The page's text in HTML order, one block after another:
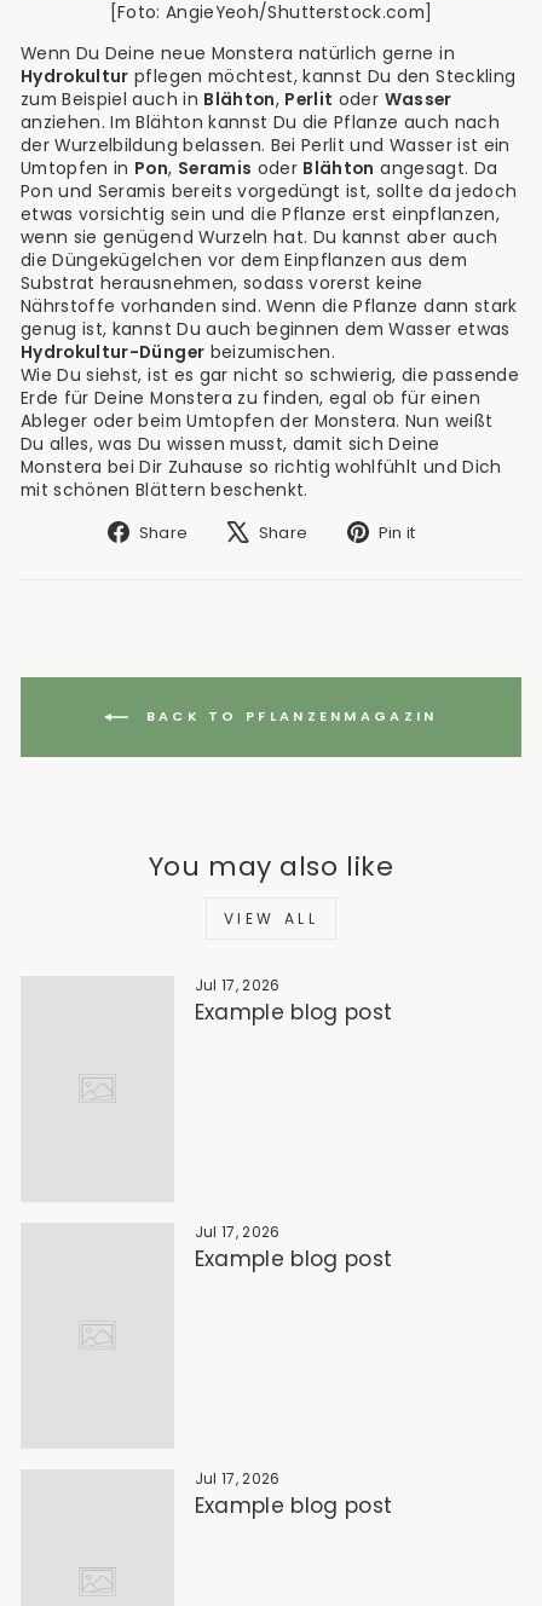
[Foto: AngieYeoh/Shutterstock.com]
Wenn Du Deine neue Monstera natürlich gerne in
Hydrokultur pflegen möchtest, kannst Du den Steckling
zum Beispiel auch in Blähton, Perlit oder Wasser
anziehen. Im Blähton kannst Du die Pflanze auch nach
der Wurzelbildung belassen. Bei Perlit und Wasser ist ein
Umtopfen in Pon, Seramis oder Blähton angesagt. Da
Pon und Seramis bereits vorgedüngt ist, sollte da jedoch
etwas vorsichtig sein und die Pflanze erst einpflanzen,
wenn sie genügend Wurzeln hat. Du kannst aber auch
die Düngekügelchen vor dem Einpflanzen aus dem
Substrat herausnehmen, sodass vorerst keine
Nährstoffe vorhanden sind. Wenn die Pflanze dann stark
genug ist, kannst Du auch beginnen dem Wasser etwas
Hydrokultur-Dünger beizumischen.
Wie Du siehst, ist es gar nicht so schwierig, die passende
Erde für Deine Monstera zu finden, egal ob für einen
Ableger oder beim Umtopfen der Monstera. Nun weißt
Du alles, was Du wissen musst, damit sich Deine
Monstera bei Dir Zuhause so richtig wohlfühlt und Dich
mit schönen Blättern beschenkt.
Share
Share Share
TweetPin it
BACK TO PFLANZENMAGAZIN
You may also like
VIEW ALL
Jul 17, 2026
Example blog post
Jul 17, 2026
Example blog post
Jul 17, 2026
Example blog post